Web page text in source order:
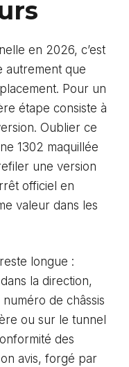
en 2026, c’est
autrement que
Pour un
étape consiste à
Oublier ce
1302 maquillée
une version
officiel en
valeur dans les
longue :
la direction,
de châssis
ou sur le tunnel
des
avis, forgé par